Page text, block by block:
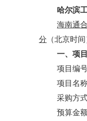
哈尔滨
海南通
分 （北京时
一、项
项目编
项目名
采购方
预算金